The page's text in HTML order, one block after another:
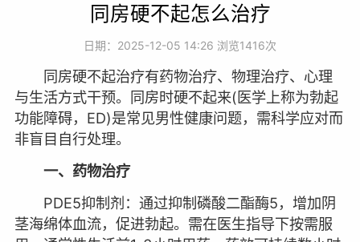
同房硬不起怎么治疗
日期：2025-12-05 14:26 浏览1416次
同房硬不起治疗有药物治疗、物理治疗、心理
与生活方式干预。同房时硬不起来(医学上称为勃起
功能障碍，ED)是常见男性健康问题，需科学应对而
非盲目自行处理。
一、药物治疗
PDE5抑制剂：通过抑制磷酸二酯酶5，增加阴
茎海绵体血流，促进勃起。需在医生指导下按需服